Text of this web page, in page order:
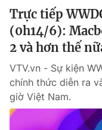
VTV9
Liên hệ tòa soạn
THỜI BÁO VTV
Trực tiếp
(0h14/6):
2 và hơn thế
VTV.vn - Sự kiện
chính thức diễn ra
giờ Việt Nam.